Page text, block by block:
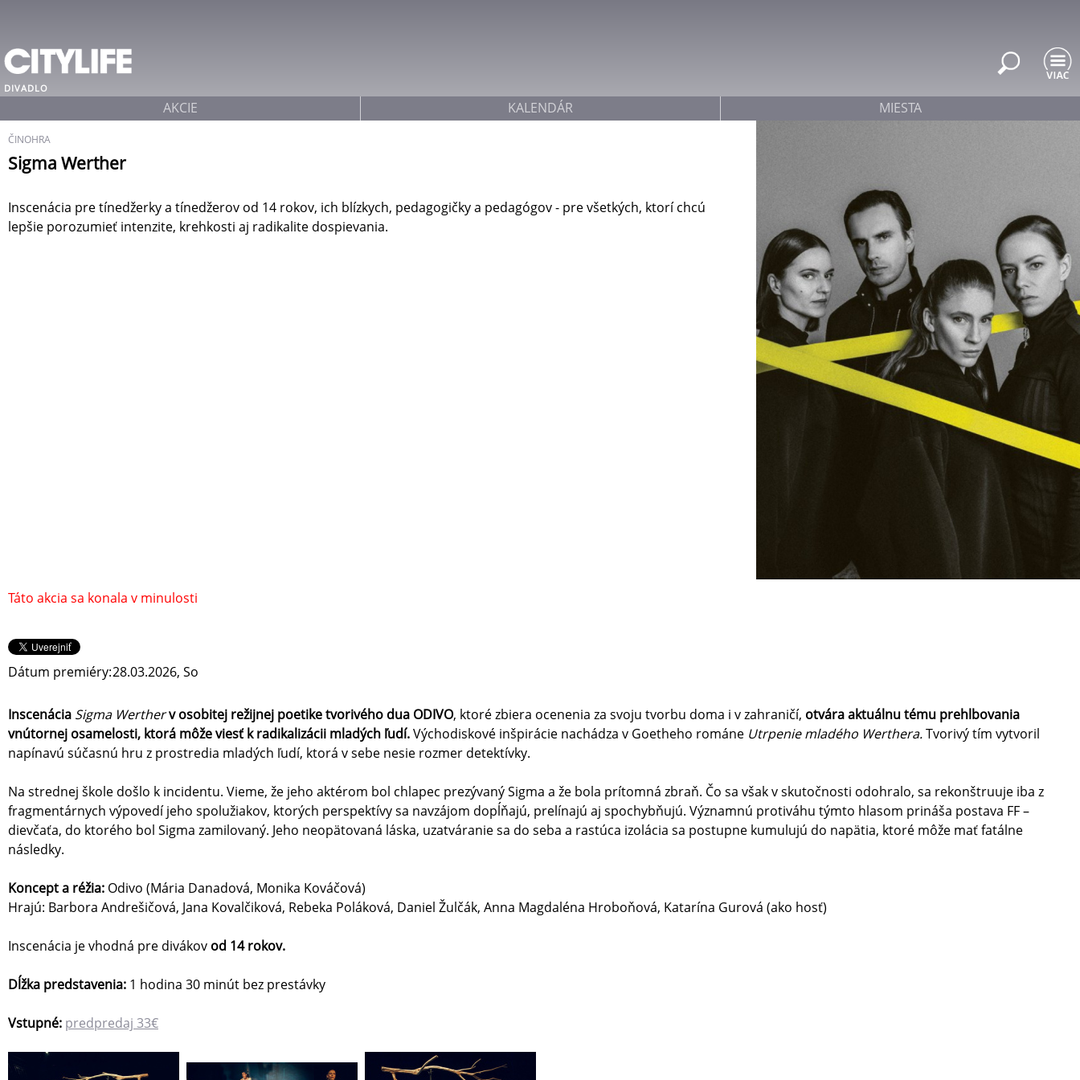
DIVADLO
ČINOHRA
Sigma Werther
Inscenácia pre tínedžerky a tínedžerov od 14 rokov, ich blízkych, pedagogičky a pedagógov - pre všetkých, ktorí chcú
lepšie porozumieť intenzite, krehkosti aj radikalite dospievania.
Táto akcia sa konala v minulosti
Dátum premiéry:28.03.2026, So
Inscenácia Sigma Wertherv osobitej režijnej poetike tvorivého dua ODIVO, ktoré zbiera ocenenia za svoju tvorbu doma i v zahraničí, otvára aktuálnu tému prehlbovania
vnútornej osamelosti, ktorá môže viesť k radikalizácii mladých ľudí.Východiskové inšpirácie nachádza v Goetheho románe Utrpenie mladého Werthera.Tvorivý tím vytvoril
napínavú súčasnú hru z prostredia mladých ľudí, ktorá v sebe nesie rozmer detektívky.
Na strednej škole došlo k incidentu. Vieme, že jeho aktérom bol chlapec prezývaný Sigma a že bola prítomná zbraň. Čo sa však v skutočnosti odohralo, sa rekonštruuje iba z
fragmentárnych výpovedí jeho spolužiakov, ktorých perspektívy sa navzájom dopĺňajú, prelínajú aj spochybňujú. Významnú protiváhu týmto hlasom prináša postava FF –
dievčaťa, do ktorého bol Sigma zamilovaný. Jeho neopätovaná láska, uzatváranie sa do seba a rastúca izolácia sa postupne kumulujú do napätia, ktoré môže mať fatálne
následky.
Koncept a réžia: Odivo (Mária Danadová, Monika Kováčová)
Hrajú: Barbora Andrešičová, Jana Kovalčiková, Rebeka Poláková, Daniel Žulčák, Anna Magdaléna Hroboňová, Katarína Gurová (ako hosť)
Inscenácia je vhodná pre divákov od 14 rokov.
Dĺžka predstavenia: 1 hodina 30 minút bez prestávky
Vstupné: predpredaj 33€
AKCIE KALENDÁR MIESTA